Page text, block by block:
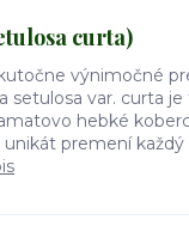
curta)
výnimočné
setulosa var. curta
hebké
premení